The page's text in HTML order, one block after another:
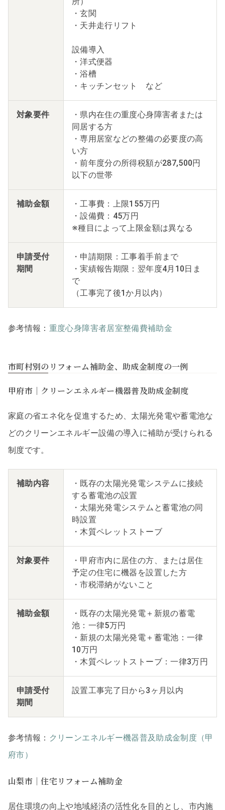
・玄関
・天井走行リフト
設備導入
・洋式便器
・浴槽
・キッチンセット など
対象要件
・県内在住の重度心身障害者または
同居する方
・専用居室などの整備の必要度の高
い方
・前年度分の所得税額が287,500円
以下の世帯
補助金額
・工事費：上限155万円
・設備費：45万円
※種目によって上限金額は異なる
申請受付
期間
・申請期限：工事着手前まで
・実績報告期限：翌年度4月10日ま
で
（工事完了後1か月以内）
参考情報： 重度心身障害者居室整備費補助金
市町村別のリフォーム補助金、助成金制度の一例
甲府市｜クリーンエネルギー機器普及助成金制度
家庭の省エネ化を促進するため、太陽光発電や蓄電池な
どのクリーンエネルギー設備の導入に補助が受けられる
制度です。
補助内容
・既存の太陽光発電システムに接続
する蓄電池の設置
・太陽光発電システムと蓄電池の同
時設置
・木質ペレットストーブ
対象要件
・甲府市内に居住の方、または居住
予定の住宅に機器を設置した方
・市税滞納がないこと
補助金額
・既存の太陽光発電＋新規の蓄電
池：一律5万円
・新規の太陽光発電＋蓄電池：一律
10万円
・木質ペレットストーブ：一律3万円
申請受付
期間
設置工事完了日から3ヶ月以内
参考情報： クリーンエネルギー機器普及助成金制度（甲
府市）
山梨市｜住宅リフォーム補助金
居住環境の向上や地域経済の活性化を目的とし、市内施